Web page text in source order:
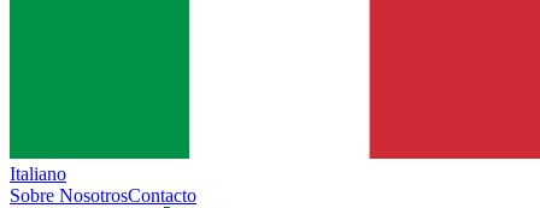
Italiano
Sobre NosotrosContacto